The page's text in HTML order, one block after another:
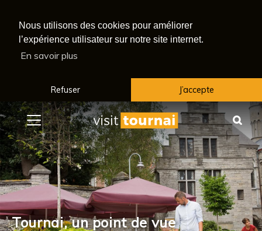
Nous utilisons des cookies pour améliorer
l’expérience utilisateur sur notre site internet.
En savoir plus
Refuser J’accepte
Tournai, un point de vue
Menu